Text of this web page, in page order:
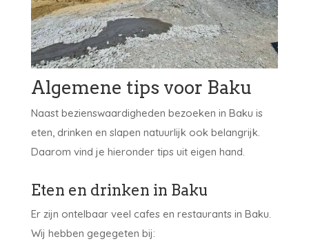
Algemene tips voor Baku
Naast bezienswaardigheden bezoeken in Baku is
eten, drinken en slapen natuurlijk ook belangrijk.
Daarom vind je hieronder tips uit eigen hand.
Eten en drinken in Baku
Er zijn ontelbaar veel cafes en restaurants in Baku.
Wij hebben gegegeten bij: